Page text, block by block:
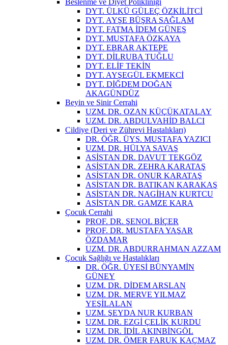
DYT. ÜLKÜ GÜLEÇ ÖZKİLİTCİ
DYT. AYŞE BÜŞRA SAĞLAM
DYT. FATMA İDEM GÜNEŞ
DYT. MUSTAFA ÖZKAYA
DYT. EBRAR AKTEPE
DYT. DİLRUBA TUĞLU
DYT. ELİF TEKİN
DYT. AYŞEGÜL EKMEKCİ
DYT. DİĞDEM DOĞAN
AKAGÜNDÜZ
Beyin ve Sinir Cerrahi
UZM. DR. OZAN KÜÇÜKATALAY
UZM. DR. ABDULVAHİD BALCI
Cildiye (Deri ve Zührevi Hastalıkları)
DR. ÖĞR. ÜYS. MUSTAFA YAZICI
UZM. DR. HÜLYA SAVAŞ
ASİSTAN DR. DAVUT TEKGÖZ
ASİSTAN DR. ZEHRA KARATAŞ
ASİSTAN DR. ONUR KARATAŞ
ASİSTAN DR. BATIKAN KARAKAŞ
ASİSTAN DR. NAGİHAN KURTCU
ASİSTAN DR. GAMZE KARA
Çocuk Cerrahi
PROF. DR. ŞENOL BİÇER
PROF. DR. MUSTAFA YAŞAR
ÖZDAMAR
UZM. DR. ABDURRAHMAN AZZAM
Çocuk Sağlığı ve Hastalıkları
DR. ÖĞR. ÜYESİ BÜNYAMİN
GÜNEY
UZM. DR. DİDEM ARSLAN
UZM. DR. MERVE YILMAZ
YEŞİLALAN
UZM. ŞEYDA NUR KURBAN
UZM. DR. EZGİ ÇELİK KURDU
UZM. DR. İDİL AKINBİNGÖL
UZM. DR. ÖMER FARUK KAÇMAZ